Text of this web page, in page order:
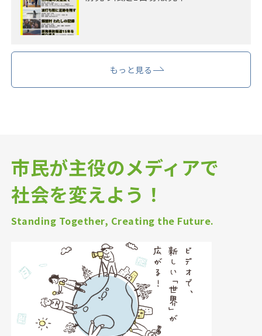
もっと見る
市民が主役のメディアで
社会を変えよう！
Standing Together, Creating the Future.